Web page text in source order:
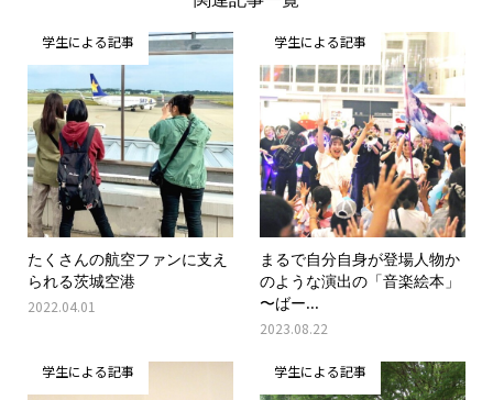
学生による記事
たくさんの航空ファンに支え
られる茨城空港
2022.04.01
学生による記事
まるで自分自身が登場人物か
のような演出の「音楽絵本」
〜ばー...
2023.08.22
学生による記事 学生による記事